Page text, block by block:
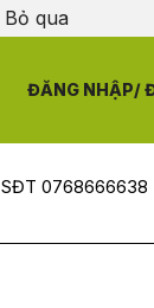
Bỏ qua
ĐĂNG NHẬP/
SĐT 0768666638